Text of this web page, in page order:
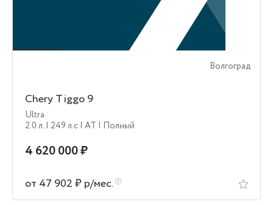
Волгоград
Chery Tiggo 9
Ultra
2.0 л. | 249 л.c | AT | Полный
4 620 000 ₽
от 47 902 ₽ р/мес.